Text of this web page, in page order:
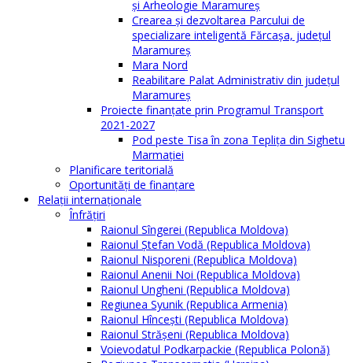
și Arheologie Maramureș
Crearea și dezvoltarea Parcului de
specializare inteligentă Fărcașa, județul
Maramureș
Mara Nord
Reabilitare Palat Administrativ din județul
Maramureș
Proiecte finanțate prin Programul Transport
2021-2027
Pod peste Tisa în zona Teplița din Sighetu
Marmației
Planificare teritorială
Oportunităţi de finanţare
Relaţii internaţionale
Înfrăţiri
Raionul Sîngerei (Republica Moldova)
Raionul Ștefan Vodă (Republica Moldova)
Raionul Nisporeni (Republica Moldova)
Raionul Anenii Noi (Republica Moldova)
Raionul Ungheni (Republica Moldova)
Regiunea Syunik (Republica Armenia)
Raionul Hîncești (Republica Moldova)
Raionul Străşeni (Republica Moldova)
Voievodatul Podkarpackie (Republica Polonă)